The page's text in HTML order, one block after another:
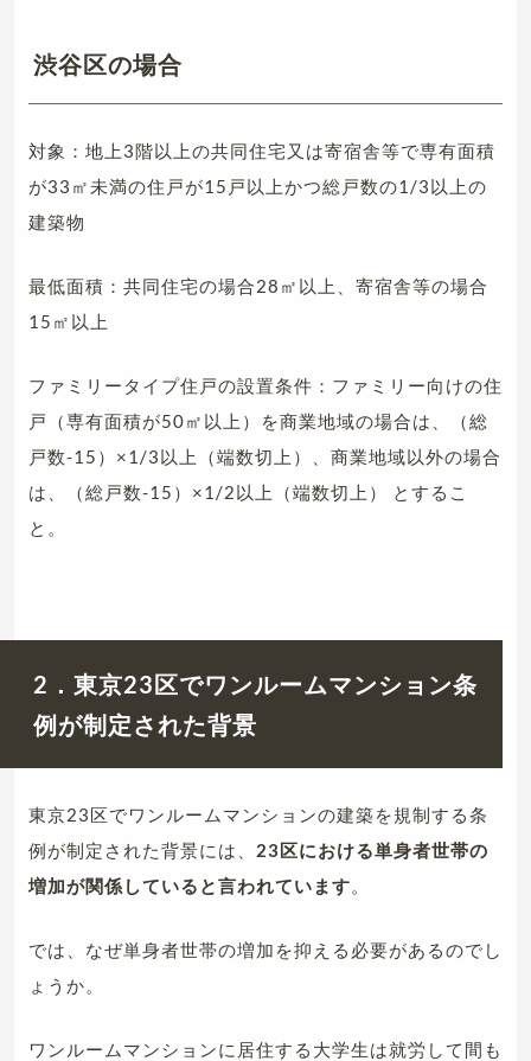
渋谷区の場合
対象：地上3階以上の共同住宅又は寄宿舎等で専有面積
が33㎡未満の住戸が15戸以上かつ総戸数の1/3以上の
建築物
最低面積：共同住宅の場合28㎡以上、寄宿舎等の場合
15㎡以上
ファミリータイプ住戸の設置条件：ファミリー向けの住
戸（専有面積が50㎡以上）を商業地域の場合は、（総
戸数-15）×1/3以上（端数切上）、商業地域以外の場合
は、（総戸数-15）×1/2以上（端数切上） とするこ
と。
2．東京23区でワンルームマンション条
例が制定された背景
東京23区でワンルームマンションの建築を規制する条
例が制定された背景には、 23区における単身者世帯の
増加が関係していると言われています。
では、なぜ単身者世帯の増加を抑える必要があるのでし
ょうか。
ワンルームマンションに居住する大学生は就労して間も